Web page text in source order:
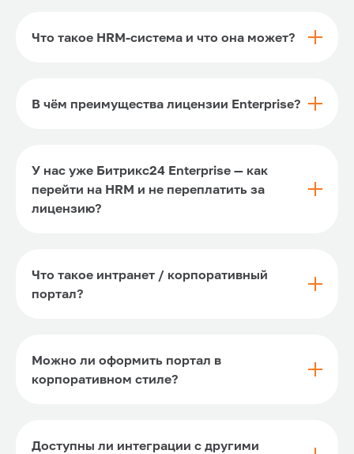
Что такое HRM-система и что она может?
В чём преимущества лицензии Enterprise?
У нас уже Битрикс24 Enterprise — как
перейти на HRM и не переплатить за
лицензию?
Что такое интранет / корпоративный
портал?
Можно ли оформить портал в
корпоративном стиле?
Доступны ли интеграции с другими